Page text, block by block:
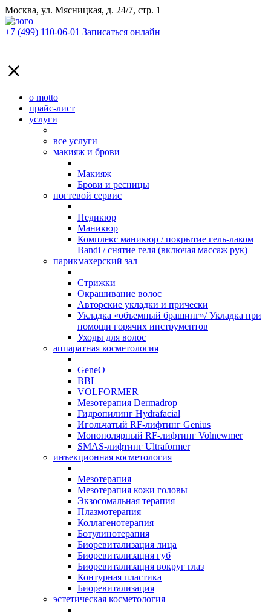
Москва, ул. Мясницкая, д. 24/7, стр. 1
+7 (499) 110-06-01 Записаться онлайн
о motto
прайс-лист
услуги
все услуги
макияж и брови
Макияж
Брови и ресницы
ногтевой сервис
Педикюр
Маникюр
Комплекс маникюр / покрытие гель-лаком
Bandi / снятие геля (включая массаж рук)
парикмахерский зал
Стрижки
Окрашивание волос
Авторские укладки и прически
Укладка «объемный брашинг»/ Укладка при
помощи горячих инструментов
Уходы для волос
аппаратная косметология
GeneO+
BBL
VOLFORMER
Мезотерапия Dermadrop
Гидропилинг Hydrafacial
Игольчатый RF-лифтинг Genius
Монополярный RF-лифтинг Volnewmer
SMAS-лифтинг Ultraformer
инъекционная косметология
Мезотерапия
Мезотерапия кожи головы
Экзосомальная терапия
Плазмотерапия
Коллагенотерапия
Ботулинотерапия
Биоревитализация лица
Биоревитализация губ
Биоревитализация вокруг глаз
Контурная пластика
Биоревитализация
эстетическая косметология